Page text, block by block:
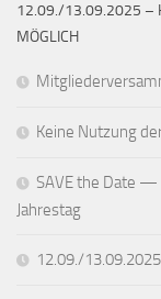
12.09./13.09.2025 –
MÖGLICH
Keine Nutzung
SAVE the Date —
Jahrestag
12.09./